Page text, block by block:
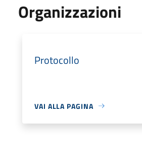
Organizzazioni
Protocollo
VAI ALLA PAGINA